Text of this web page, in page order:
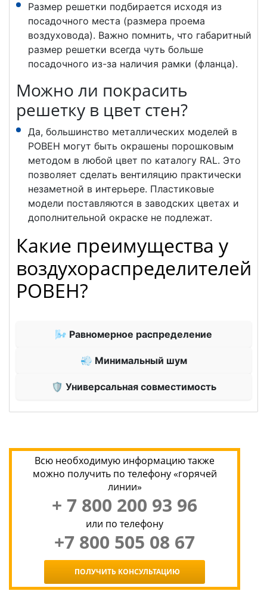
Размер решетки подбирается исходя из
посадочного места (размера проема
воздуховода). Важно помнить, что габаритный
размер решетки всегда чуть больше
посадочного из-за наличия рамки (фланца).
Можно ли покрасить
решетку в цвет стен?
Да, большинство металлических моделей в
РОВЕН могут быть окрашены порошковым
методом в любой цвет по каталогу RAL. Это
позволяет сделать вентиляцию практически
незаметной в интерьере. Пластиковые
модели поставляются в заводских цветах и
дополнительной окраске не подлежат.
Какие преимущества у
воздухораспределителей
РОВЕН?
🌬 Равномерное распределение
💨 Минимальный шум
🛡 Универсальная совместимость
Всю необходимую информацию также
можно получить по телефону «горячей
линии»
+ 7 800 200 93 96
или по телефону
+7 800 505 08 67
ПОЛУЧИТЬ КОНСУЛЬТАЦИЮ